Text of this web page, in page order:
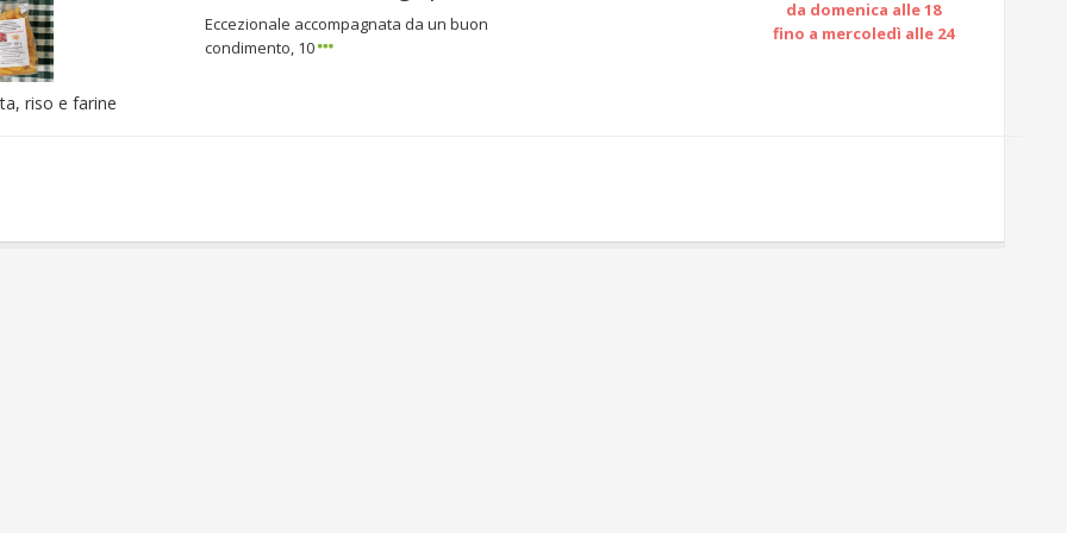
riso e farine
Eccezionale accompagnata da un buon
condimento, 10
da domenica alle 18
fino a mercoledì alle 24